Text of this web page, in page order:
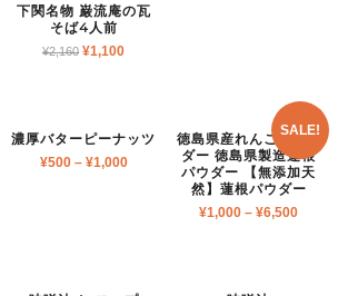
下関名物 巌流庵の瓦
そば4人前
¥2,160 ¥1,100
濃厚バターピーナッツ
¥500– ¥1,000
SALE!
徳島県産れんこんパウ
ダー 徳島県製造蓮根
パウダー 【無添加天
然】蓮根パウダー
¥1,000 –¥6,500